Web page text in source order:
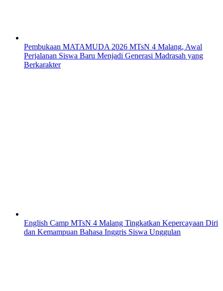
Pembukaan MATAMUDA 2026 MTsN 4 Malang, Awal
Perjalanan Siswa Baru Menjadi Generasi Madrasah yang
Berkarakter
English Camp MTsN 4 Malang Tingkatkan Kepercayaan Diri
dan Kemampuan Bahasa Inggris Siswa Unggulan